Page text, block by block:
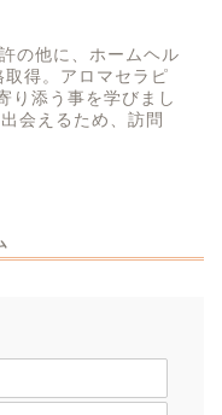
の他に、ホームヘル
得。アロマセラピ
り添う事を学びまし
会えるため、訪問